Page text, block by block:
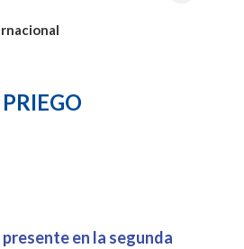
PRIEGO
en la segunda